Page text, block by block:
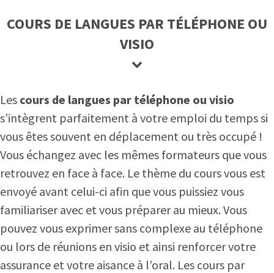
COURS DE LANGUES PAR TÉLÉPHONE OU
VISIO
Les cours de langues par téléphone ou visio
s’intègrent parfaitement à votre emploi du temps si
vous êtes souvent en déplacement ou très occupé !
Vous échangez avec les mêmes formateurs que vous
retrouvez en face à face. Le thème du cours vous est
envoyé avant celui-ci afin que vous puissiez vous
familiariser avec et vous préparer au mieux. Vous
pouvez vous exprimer sans complexe au téléphone
ou lors de réunions en visio et ainsi renforcer votre
assurance et votre aisance à l’oral. Les cours par